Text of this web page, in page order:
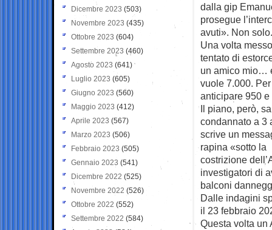
dalla gip
prosegue
avuti». Non solo.
Una volta
tentato di
un amico mio…
vuole 7.000.
anticipare 950
Il piano, però,
condannato a 3
scrive un
rapina «sotto la
costrizione
investigatori di
balconi
Dalle indagini
il 23 febbraio
Questa volta un
Dicembre 2023 (503)
Novembre 2023 (435)
Ottobre 2023 (604)
Settembre 2023 (460)
Agosto 2023 (641)
Luglio 2023 (605)
Giugno 2023 (560)
Maggio 2023 (412)
Aprile 2023 (567)
Marzo 2023 (506)
Febbraio 2023 (505)
Gennaio 2023 (541)
Dicembre 2022 (525)
Novembre 2022 (526)
Ottobre 2022 (552)
Settembre 2022 (584)